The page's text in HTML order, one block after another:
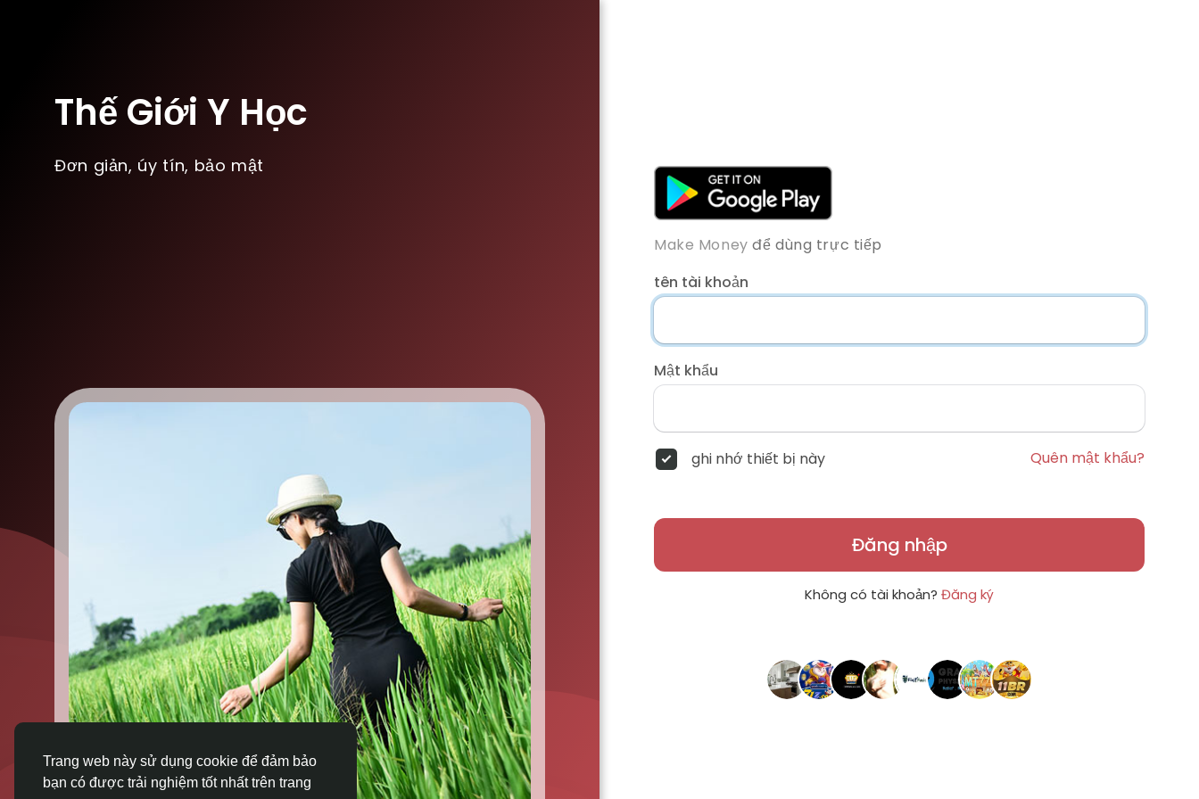
Trang web này sử dụng cookie để đảm bảo
bạn có được trải nghiệm tốt nhất trên trang
Thế Giới Y Học
Đơn giản, úy tín, bảo mật
Make Money để dùng trực tiếp
tên tài khoản
Mật khẩu
ghi nhớ thiết bị này Quên mật khẩu?
Đăng nhập
Không có tài khoản? Đăng ký